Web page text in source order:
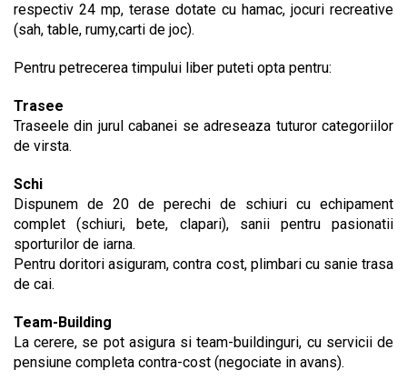
respectiv 24 mp, terase dotate cu hamac, jocuri recreative
(sah, table, rumy,carti de joc).
Pentru petrecerea timpului liber puteti opta pentru:
Trasee
Traseele din jurul cabanei se adreseaza tuturor categoriilor
de virsta.
Schi
Dispunem de 20 de perechi de schiuri cu echipament
complet (schiuri, bete, clapari), sanii pentru pasionatii
sporturilor de iarna.
Pentru doritori asiguram, contra cost, plimbari cu sanie trasa
de cai.
Team-Building
La cerere, se pot asigura si team-buildinguri, cu servicii de
pensiune completa contra-cost (negociate in avans).